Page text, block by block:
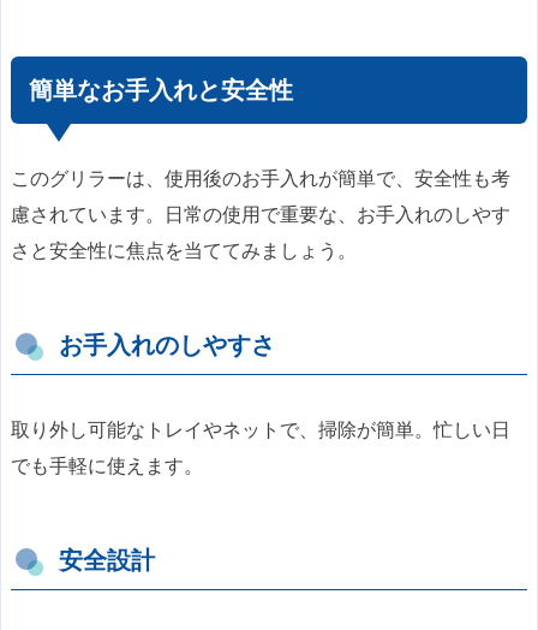
簡単なお手入れと安全性
このグリラーは、使用後のお手入れが簡単で、安全性も考
慮されています。日常の使用で重要な、お手入れのしやす
さと安全性に焦点を当ててみましょう。
お手入れのしやすさ
取り外し可能なトレイやネットで、掃除が簡単。忙しい日
でも手軽に使えます。
安全設計